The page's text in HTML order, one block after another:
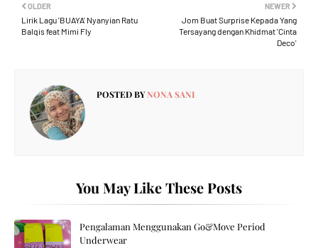
NEWER
Jom Buat Surprise Kepada Yang
Tersayang dengan Khidmat 'Cinta
Deco'
OLDER
Lirik Lagu 'BUAYA' Nyanyian Ratu
Balqis feat Mimi Fly
POSTED BYNONA SANI
You May Like These Posts
Pengalaman Menggunakan Go&Move Period
Underwear